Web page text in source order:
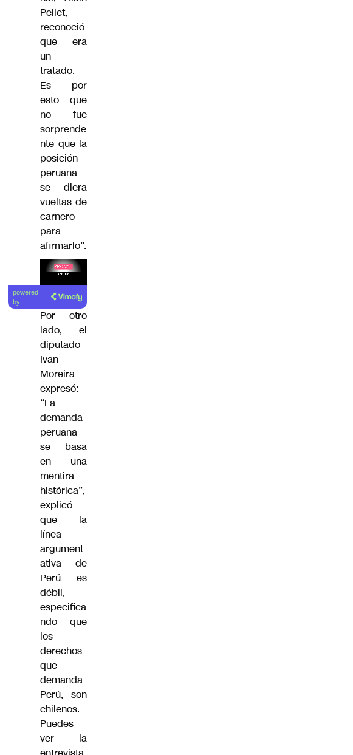
Pellet,
reconoció
que era
un
tratado.
Es por
esto que
no fue
sorprende
nte que la
posición
peruana
se diera
vueltas de
carnero
para
afirmarlo”.
Lea el
artículo
powered
by
Por otro
lado, el
diputado
Ivan
Moreira
expresó:
“La
demanda
peruana
se basa
en una
mentira
histórica”,
explicó
que la
línea
argument
ativa de
Perú es
débil,
especifica
ndo que
los
derechos
que
demanda
Perú, son
chilenos.
Puedes
ver la